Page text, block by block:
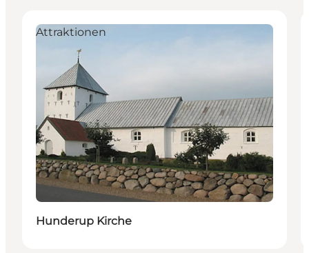
Attraktionen
Hunderup Kirche